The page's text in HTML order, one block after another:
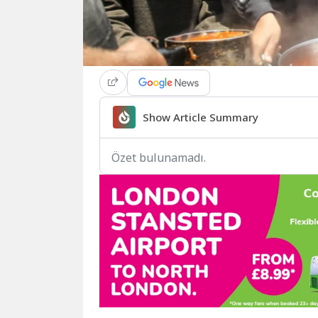
Show Article Summary
Özet bulunamadı.